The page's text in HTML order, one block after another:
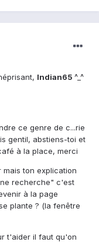
Indian65 ^_^
ce genre de c...rie
gentil, abstiens-toi et
à la place, merci
ton explication
recherche" c'est
à la page
plante ? (la fenêtre
t'aider il faut qu'on